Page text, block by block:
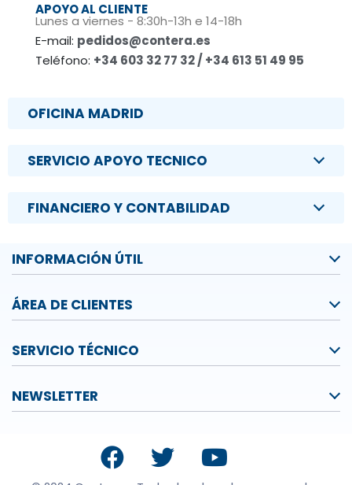
APOYO AL CLIENTE
Lunes a viernes - 8:30h-13h e 14-18h
E-mail: pedidos@contera.es
Teléfono: +34 603 32 77 32 / +34 613 51 49 95
OFICINA MADRID
SERVICIO APOYO TECNICO
FINANCIERO Y CONTABILIDAD
INFORMACIÓN ÚTIL
ÁREA DE CLIENTES
SERVICIO TÉCNICO
NEWSLETTER